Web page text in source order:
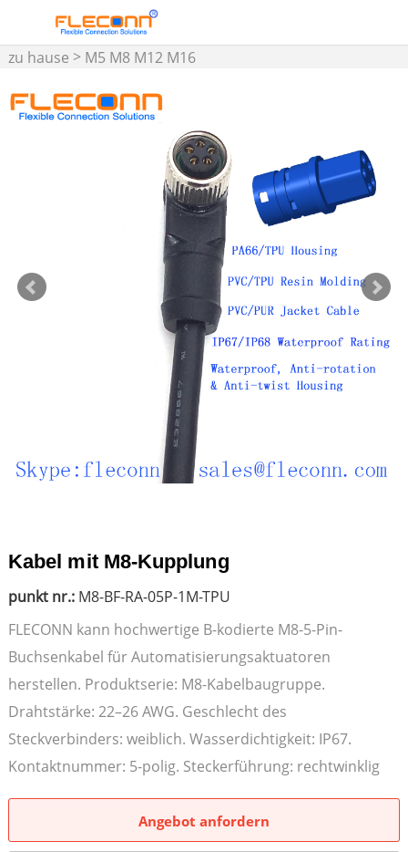
zu hause > M5 M8 M12 M16
Kabelbaugruppe>M8-Kabel
Kabel mit M8-Kupplung
punkt nr.:M8-BF-RA-05P-1M-TPU
FLECONN kann hochwertige B-kodierte M8-5-Pin-
Buchsenkabel für Automatisierungsaktuatoren
herstellen. Produktserie: M8-Kabelbaugruppe.
Drahtstärke: 22–26 AWG. Geschlecht des
Steckverbinders: weiblich. Wasserdichtigkeit: IP67.
Kontaktnummer: 5-polig. Steckerführung: rechtwinklig
Angebot anfordern